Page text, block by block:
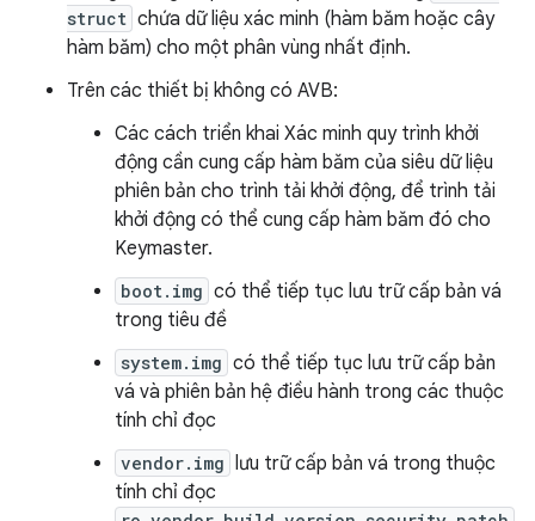
struct chứa dữ liệu xác minh (hàm băm hoặc cây
hàm băm) cho một phân vùng nhất định.
Trên các thiết bị không có AVB:
Các cách triển khai Xác minh quy trình khởi
động cần cung cấp hàm băm của siêu dữ liệu
phiên bản cho trình tải khởi động, để trình tải
khởi động có thể cung cấp hàm băm đó cho
Keymaster.
boot.img có thể tiếp tục lưu trữ cấp bản vá
trong tiêu đề
system.img có thể tiếp tục lưu trữ cấp bản
vá và phiên bản hệ điều hành trong các thuộc
tính chỉ đọc
vendor.img lưu trữ cấp bản vá trong thuộc
tính chỉ đọc